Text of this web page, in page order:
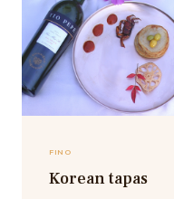
FINO
Korean tapas